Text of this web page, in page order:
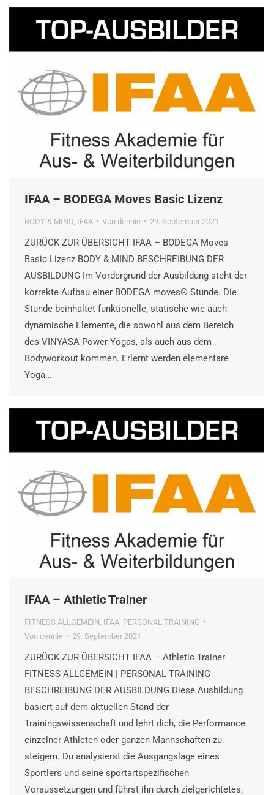
IFAA – BODEGA Moves Basic Lizenz
BODY & MIND IFAA Von dennie 29. September 2021
ZURÜCK ZUR ÜBERSICHT IFAA – BODEGA Moves
Basic Lizenz BODY & MIND BESCHREIBUNG DER
AUSBILDUNG Im Vordergrund der Ausbildung steht der
korrekte Aufbau einer BODEGA moves® Stunde. Die
Stunde beinhaltet funktionelle, statische wie auch
dynamische Elemente, die sowohl aus dem Bereich
des VINYASA Power Yogas, als auch aus dem
Bodyworkout kommen. Erlernt werden elementare
Yoga…
IFAA – Athletic Trainer
FITNESS ALLGEMEIN IFAA PERSONAL TRAINING
Von dennie 29. September 2021
ZURÜCK ZUR ÜBERSICHT IFAA – Athletic Trainer
FITNESS ALLGEMEIN | PERSONAL TRAINING
BESCHREIBUNG DER AUSBILDUNG Diese Ausbildung
basiert auf dem aktuellen Stand der
Trainingswissenschaft und lehrt dich, die Performance
einzelner Athleten oder ganzen Mannschaften zu
steigern. Du analysierst die Ausgangslage eines
Sportlers und seine sportartspezifischen
Voraussetzungen und führst ihn durch zielgerichtetes,